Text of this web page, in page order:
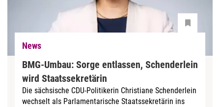
News
BMG-Umbau: Sorge entlassen, Schenderlein
wird Staatssekretärin
Die sächsische CDU-Politikerin Christiane Schenderlein
wechselt als Parlamentarische Staatssekretärin ins